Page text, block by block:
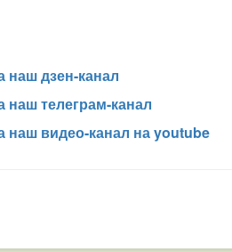
наш дзен-канал
телеграм-канал
наш видео-канал на youtube